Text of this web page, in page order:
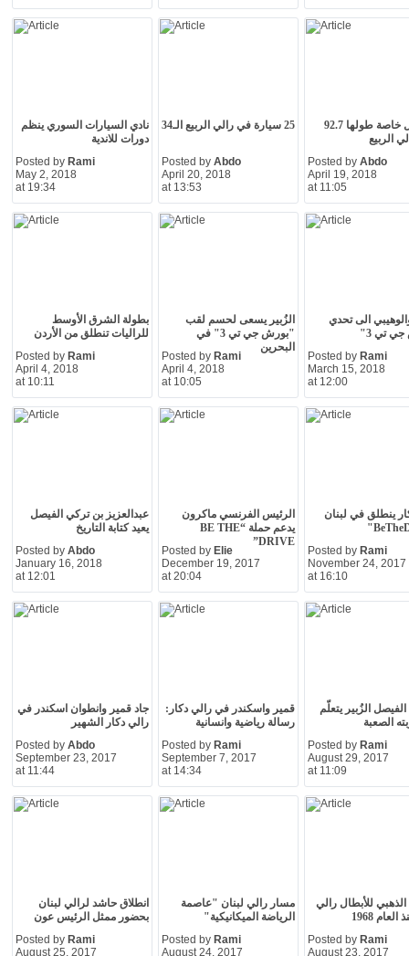
نادي السيارات السوري ينظم
دورات للاندية
Posted by Rami
May 2, 2018
at 19:34
25 سيارة في رالي الربيع الـ34
Posted by Abdo
April 20, 2018
at 13:53
8 مراحل خاصة طولها 92.7
الربيع
Posted by Abdo
April 19, 2018
at 11:05
بطولة الشرق الأوسط
للراليات تنطلق من الأردن
Posted by Rami
April 4, 2018
at 10:11
الزُبير يسعى لحسم لقب
"بورش جي تي 3" في
البحرين
Posted by Rami
April 4, 2018
at 10:05
الى تحدي
تي 3"
Posted by Rami
March 15, 2018
at 12:00
عبدالعزيز بن تركي الفيصل
يعيد كتابة التاريخ
Posted by Abdo
January 16, 2018
at 12:01
الرئيس الفرنسي ماكرون
يدعم حملة “BE THE
DRIVE”
Posted by Elie
December 19, 2017
at 20:04
ينطلق في لبنان
Posted by Rami
November 24, 2017
at 16:10
جاد قمير وانطوان اسكندر في
رالي دكار الشهير
Posted by Abdo
September 23, 2017
at 11:44
قمير واسكندر في رالي دكار:
رسالة رياضية وانسانية
Posted by Rami
September 7, 2017
at 14:34
الزُبير يتعلّم
الصعبة
Posted by Rami
August 29, 2017
at 11:09
انطلاق حاشد لرالي لبنان
بحضور ممثل الرئيس عون
Posted by Rami
August 25, 2017
مسار رالي لبنان "عاصمة
الرياضة الميكانيكية"
Posted by Rami
August 24, 2017
للأبطال رالي
1968
Posted by Rami
August 23, 2017